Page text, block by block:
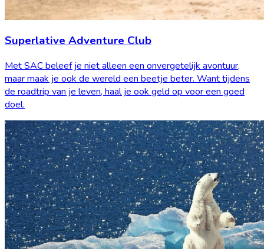
Superlative Adventure Club
Met SAC beleef je niet alleen een onvergetelijk avontuur,
maar maak je ook de wereld een beetje beter. Want tijdens
de roadtrip van je leven, haal je ook geld op voor een goed
doel.